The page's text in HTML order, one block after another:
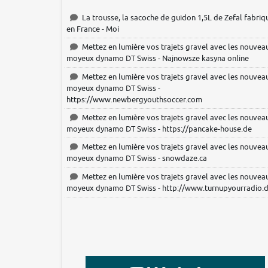
La trousse, la sacoche de guidon 1,5L de Zefal
en France - Moi
Mettez en lumière vos trajets gravel avec les
moyeux dynamo DT Swiss - Najnowsze kasyna online
Mettez en lumière vos trajets gravel avec les
moyeux dynamo DT Swiss -
https://www.newbergyouthsoccer.com
Mettez en lumière vos trajets gravel avec les
moyeux dynamo DT Swiss - https://pancake-house.de
Mettez en lumière vos trajets gravel avec les
moyeux dynamo DT Swiss - snowdaze.ca
Mettez en lumière vos trajets gravel avec les
moyeux dynamo DT Swiss - http://